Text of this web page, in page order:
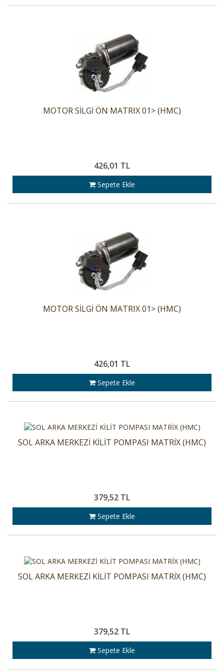
MOTOR SİLGİ ÖN MATRIX 01> (HMC)
426,01 TL
Sepete Ekle
MOTOR SİLGİ ÖN MATRIX 01> (HMC)
426,01 TL
Sepete Ekle
SOL ARKA MERKEZİ KİLİT POMPASI MATRİX (HMC)
379,52 TL
Sepete Ekle
SOL ARKA MERKEZİ KİLİT POMPASI MATRİX (HMC)
379,52 TL
Sepete Ekle